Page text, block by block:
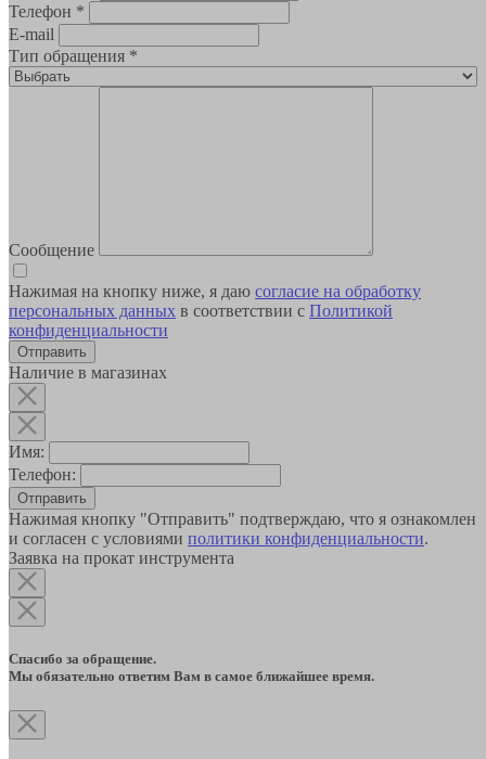
Телефон *
E-mail
Тип обращения *
Сообщение
Нажимая на кнопку ниже, я даю согласие на обработку
персональных данных в соответствии с Политикой
конфиденциальности
Наличие в магазинах
Имя:
Телефон:
Отправить
Нажимая кнопку "Отправить" подтверждаю, что я ознакомлен
и согласен с условиями политики конфиденциальности.
Заявка на прокат инструмента
Спасибо за обращение.
Мы обязательно ответим Вам в самое ближайшее время.